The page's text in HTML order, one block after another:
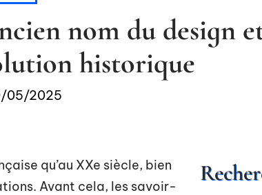
nom du design
historique
05/2025
qu’au XXe siècle, bien
Avant cela, les savoir-